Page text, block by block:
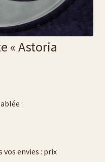
« Astoria
:
vos envies : prix